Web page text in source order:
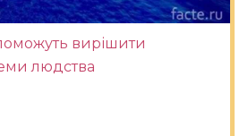
вирішити
людства